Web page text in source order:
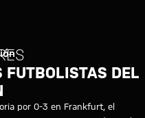
los
FUTBOLISTAS DEL
por 0-3 en Frankfurt, el